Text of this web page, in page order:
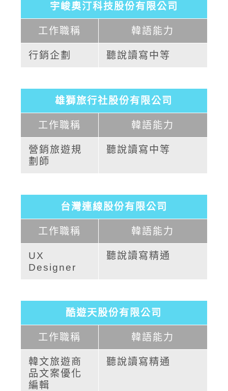
宇峻奧汀科技股份有限公司
工作職稱 韓語能力
行銷企劃 聽說讀寫中等
雄獅旅行社股份有限公司
工作職稱 韓語能力
營銷旅遊規
劃師
聽說讀寫中等
台灣連線股份有限公司
工作職稱 韓語能力
UX
Designer
聽說讀寫精通
酷遊天股份有限公司
工作職稱 韓語能力
韓文旅遊商
品文案優化
編輯
聽說讀寫精通